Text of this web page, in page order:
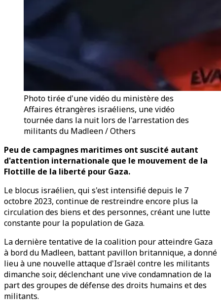
Photo tirée d'une vidéo du ministère des
Affaires étrangères israéliens, une vidéo
tournée dans la nuit lors de l'arrestation des
militants du Madleen / Others
Peu de campagnes maritimes ont suscité autant
d'attention internationale que le mouvement de la
Flottille de la liberté pour Gaza.
Le blocus israélien, qui s'est intensifié depuis le 7
octobre 2023, continue de restreindre encore plus la
circulation des biens et des personnes, créant une lutte
constante pour la population de Gaza.
La dernière tentative de la coalition pour atteindre Gaza
à bord du Madleen, battant pavillon britannique, a donné
lieu à une nouvelle attaque d'Israël contre les militants
dimanche soir, déclenchant une vive condamnation de la
part des groupes de défense des droits humains et des
militants.